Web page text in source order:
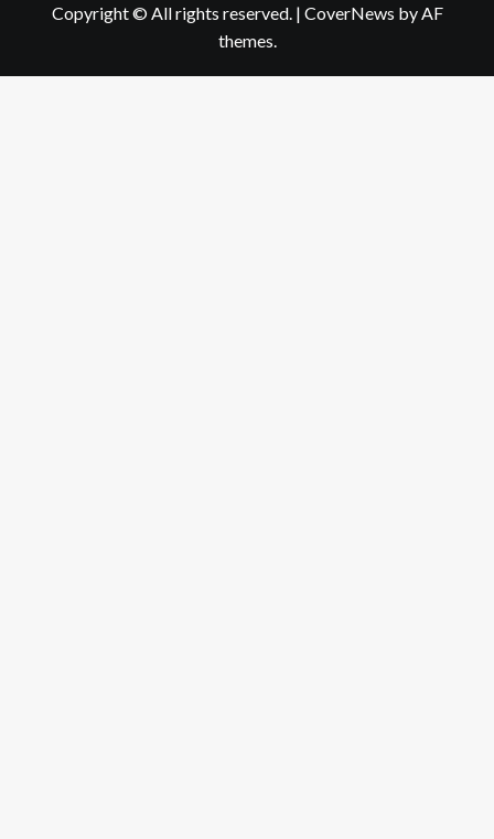
Copyright © All rights reserved. | CoverNews by AF
themes.